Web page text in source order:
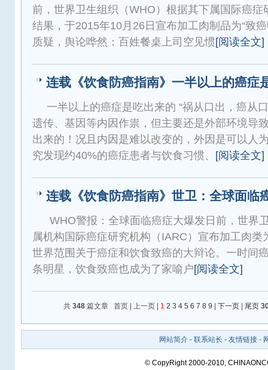
前，世界卫生组织（WHO）根据其下属国际癌
结果，于2015年10月26日宣布加工肉制品为“致
质疑，舆论哗然：百姓餐桌上司空见惯[阅读全文]
连载《饮食防癌指南》一半以上的癌症
一半以上的癌症是吃出来的 “祸从口出，癌从
遗传、基因等内因作祟，但主要还是外部环境导
出来的！况且内因是难以改变的，外因是可以人
究发现约40%的癌症患者与饮食习惯、 [阅读全文]
连载《饮食防癌指南》世卫：全球面临
WHO警报：全球面临癌症大爆发日前，世界
属机构国际癌症研究机构（IARC）宣布加工肉类
世界范围关于癌症和饮食致癌的大辩论。一时间
条明星，饮食致癌也成为了家喻户[阅读全文]
共 348篇文章 首页 | 上一页 | 1 2 3 4 5 6 7 8 9 下一页| 尾页
网站简介- 联系站长 - 友情链接-
© CopyRight 2000-2010,